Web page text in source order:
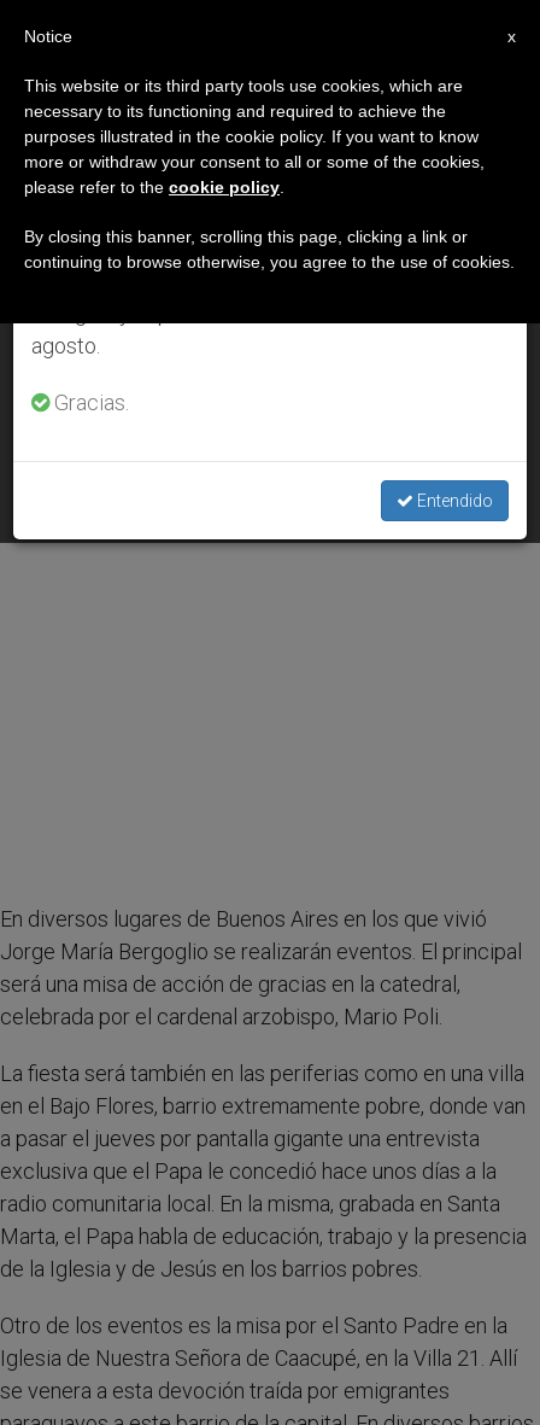
DÍA
Marzo 10th, 2014
ÚLTIMAS NOTICIAS
Argentina: en la villa 21 verán un videomensaje exclusivo que
MAR 10, 2014 00:00
En diversos lugares de Buenos Aires en los que vivió
Jorge María Bergoglio se realizarán eventos. El principal
será una misa de acción de gracias en la catedral,
celebrada por el cardenal arzobispo, Mario Poli.
La fiesta será también en las periferias como en una villa
en el Bajo Flores, barrio extremamente pobre, donde van
a pasar el jueves por pantalla gigante una entrevista
exclusiva que el Papa le concedió hace unos días a la
radio comunitaria local. En la misma, grabada en Santa
Marta, el Papa habla de educación, trabajo y la presencia
de la Iglesia y de Jesús en los barrios pobres.
Otro de los eventos es la misa por el Santo Padre en la
Iglesia de Nuestra Señora de Caacupé, en la Villa 21. Allí
se venera a esta devoción traída por emigrantes
×
Aviso importante
Del 27 de julio al 7 de agosto haremos la pausa
anual, aprovechando que en el periodo de verano
se generan menos informaciones y también el
agosto.
Gracias.
Entendido
x
Notice
This website or its third party tools use cookies, which are
necessary to its functioning and required to achieve the
purposes illustrated in the cookie policy. If you want to know
more or withdraw your consent to all or some of the cookies,
please refer to the cookie policy
By closing this banner, scrolling this page, clicking a link or
continuing to browse otherwise, you agree to the use of cookies.